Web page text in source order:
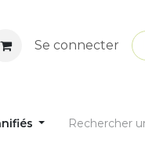
Se connecter